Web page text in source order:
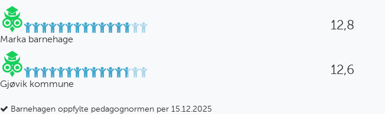
12,8
Marka barnehage
12,6
Gjøvik kommune
Barnehagen oppfylte pedagognormen per 15.12.2025